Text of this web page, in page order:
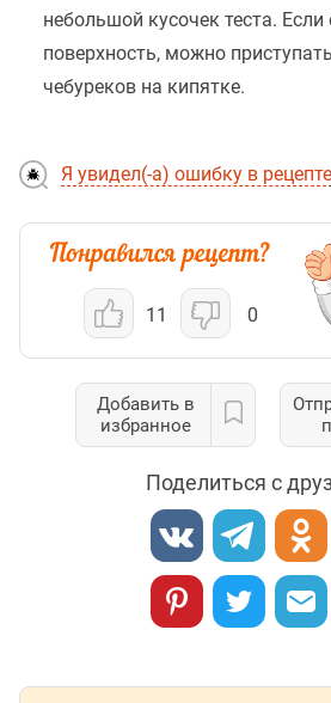
небольшой кусочек теста.
поверхность, можно
чебуреков на кипятке.
Я увидел(-а) ошибку в рецепте
11 0
Добавить в
избранное
Поделиться с